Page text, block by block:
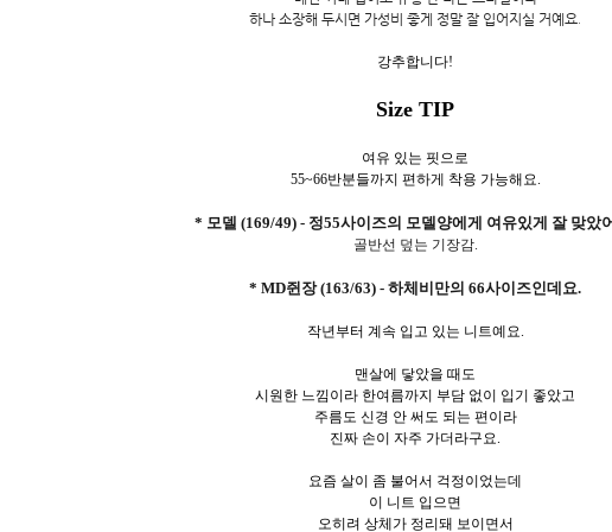
하나 소장해 두시면 가성비 좋게 정말 잘 입어지실 거예요.
강추합니다!
Size TIP
여유 있는 핏으로
55~66반분들까지 편하게 착용 가능해요.
* 모델 (169/49) - 정55사이즈의 모델양에게 여유있게 잘 맞았
골반선 덮는 기장감.
* MD쥔장 (163/63) - 하체비만의 66사이즈인데요.
작년부터 계속 입고 있는 니트예요.
맨살에 닿았을 때도
시원한 느낌이라 한여름까지 부담 없이 입기 좋았고
주름도 신경 안 써도 되는 편이라
진짜 손이 자주 가더라구요.
요즘 살이 좀 불어서 걱정이었는데
이 니트 입으면
오히려 상체가 정리돼 보이면서